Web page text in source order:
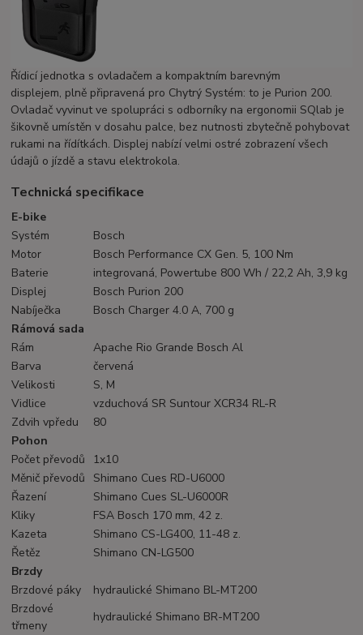
Řídicí jednotka s ovladačem a kompaktním barevným
displejem, plně připravená pro Chytrý Systém: to je Purion 200.
Ovladač vyvinut ve spolupráci s odborníky na ergonomii SQlab je
šikovně umístěn v dosahu palce, bez nutnosti zbytečně pohybovat
rukami na řídítkách. Displej nabízí velmi ostré zobrazení všech
údajů o jízdě a stavu elektrokola.
Technická specifikace
E-bike
Systém
Bosch
Motor
Bosch Performance CX Gen. 5, 100 Nm
Baterie
integrovaná, Powertube 800 Wh / 22,2 Ah, 3,9 kg
Displej
Bosch Purion 200
Nabíječka
Bosch Charger 4.0 A, 700 g
Rámová sada
Rám
Apache Rio Grande Bosch Al
Barva
červená
Velikosti
S, M
Vidlice
vzduchová SR Suntour XCR34 RL-R
Zdvih vpředu
80
Pohon
Počet převodů
1x10
Měnič převodů
Shimano Cues RD-U6000
Řazení
Shimano Cues SL-U6000R
Kliky
FSA Bosch 170 mm, 42 z.
Kazeta
Shimano CS-LG400, 11-48 z.
Řetěz
Shimano CN-LG500
Brzdy
Brzdové páky
hydraulické Shimano BL-MT200
Brzdové
třmeny
hydraulické Shimano BR-MT200